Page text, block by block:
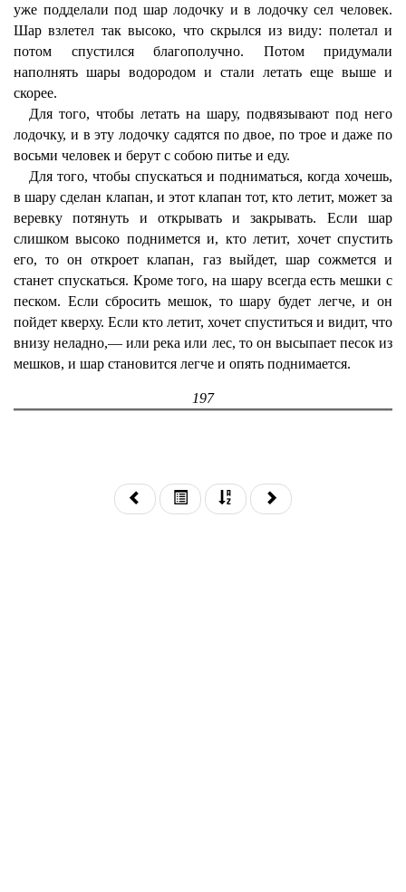
уже подделали под шар лодочку и в лодочку сел человек.
Шар взлетел так высоко, что скрылся из виду: полетал и
потом спустился благополучно. Потом придумали
наполнять шары водородом и стали летать еще выше и
скорее.
Для того, чтобы летать на шару, подвязывают под него
лодочку, и в эту лодочку садятся по двое, по трое и даже по
восьми человек и берут с собою питье и еду.
Для того, чтобы спускаться и подниматься, когда хочешь,
в шару сделан клапан, и этот клапан тот, кто летит, может за
веревку потянуть и открывать и закрывать. Если шар
слишком высоко поднимется и, кто летит, хочет спустить
его, то он откроет клапан, газ выйдет, шар сожмется и
станет спускаться. Кроме того, на шару всегда есть мешки с
песком. Если сбросить мешок, то шару будет легче, и он
пойдет кверху. Если кто летит, хочет спуститься и видит, что
внизу неладно,— или река или лес, то он высыпает песок из
мешков, и шар становится легче и опять поднимается.
197